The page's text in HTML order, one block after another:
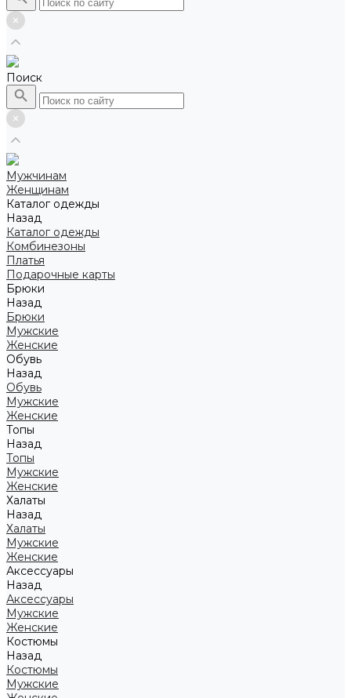
Поиск
Мужчинам
Женщинам
Каталог одежды
Назад
Каталог одежды
Комбинезоны
Платья
Подарочные карты
Брюки
Назад
Брюки
Мужские
Женские
Обувь
Назад
Обувь
Мужские
Женские
Топы
Назад
Топы
Мужские
Женские
Халаты
Назад
Халаты
Мужские
Женские
Аксессуары
Назад
Аксессуары
Мужские
Женские
Костюмы
Назад
Костюмы
Мужские